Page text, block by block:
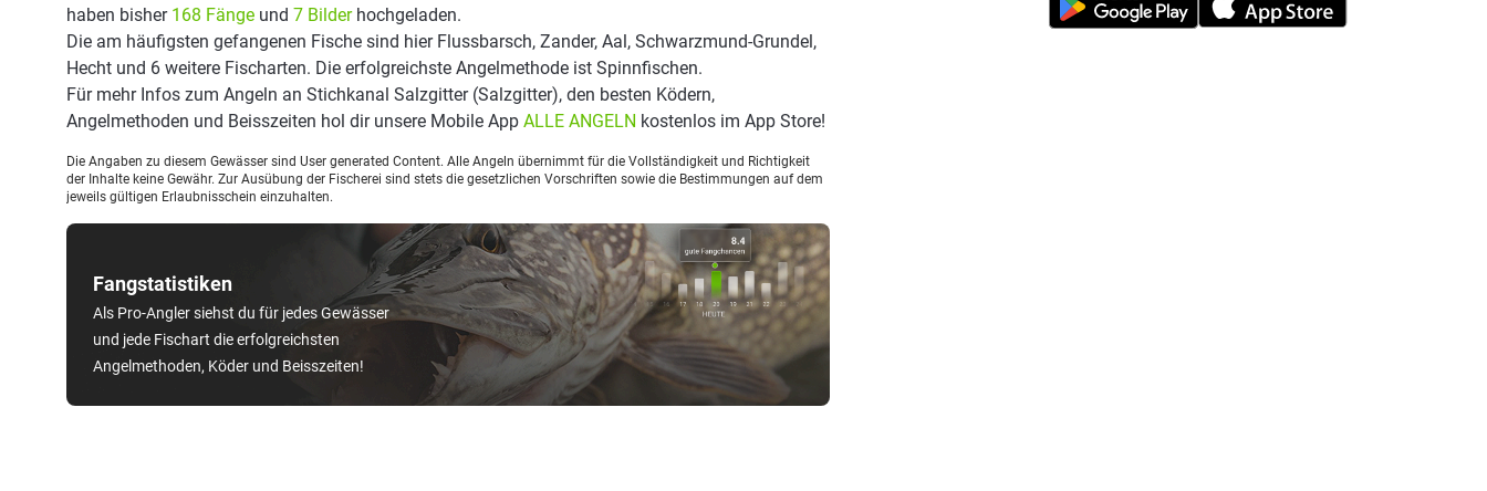
Fangstatistiken
Als Pro-Angler siehst du für jedes Gewässer
und jede Fischart die erfolgreichsten
Angelmethoden, Köder und Beisszeiten!
haben bisher 168 Fänge und 7 Bilderhochgeladen.
Die am häufigsten gefangenen Fische sind hier Flussbarsch, Zander, Aal, Schwarzmund-Grundel,
Hecht und 6 weitere Fischarten. Die erfolgreichste Angelmethode ist Spinnfischen.
Für mehr Infos zum Angeln an Stichkanal Salzgitter (Salzgitter), den besten Ködern,
Angelmethoden und Beisszeiten hol dir unsere Mobile App ALLE ANGELN kostenlos im App Store!
Die Angaben zu diesem Gewässer sind User generated Content. Alle Angeln übernimmt für die Vollständigkeit und Richtigkeit
der Inhalte keine Gewähr. Zur Ausübung der Fischerei sind stets die gesetzlichen Vorschriften sowie die Bestimmungen auf dem
jeweils gültigen Erlaubnisschein einzuhalten.